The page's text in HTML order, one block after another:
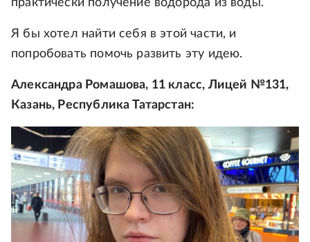
практически получение водорода из воды.
Я бы хотел найти себя в этой части, и
попробовать помочь развить эту идею.
Александра Ромашова, 11 класс, Лицей №131,
Казань, Республика Татарстан: